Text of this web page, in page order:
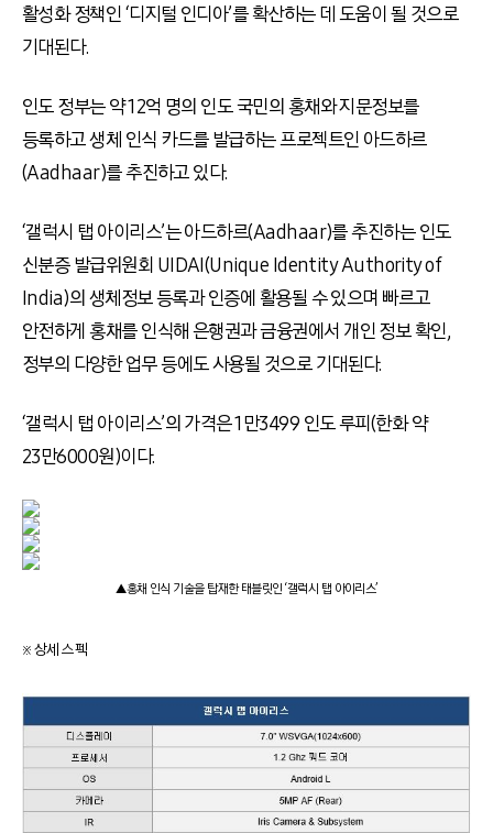
활성화 정책인 ‘디지털 인디아’를 확산하는 데 도움이 될 것으로
기대된다.
인도 정부는 약 12억 명의 인도 국민의 홍채와 지문정보를
등록하고 생체 인식 카드를 발급하는 프로젝트인 아드하르
(Aadhaar)를 추진하고 있다.
‘갤럭시 탭 아이리스’는 아드하르(Aadhaar)를 추진하는 인도
신분증 발급위원회 UIDAI(Unique Identity Authority of
India)의 생체정보 등록과 인증에 활용될 수 있으며 빠르고
안전하게 홍채를 인식해 은행권과 금융권에서 개인 정보 확인,
정부의 다양한 업무 등에도 사용될 것으로 기대된다.
‘갤럭시 탭 아이리스’의 가격은 1만3499 인도 루피(한화 약
23만6000원)이다.
▲홍채 인식 기술을 탑재한 태블릿인 ‘갤럭시 탭 아이리스’
※ 상세 스펙